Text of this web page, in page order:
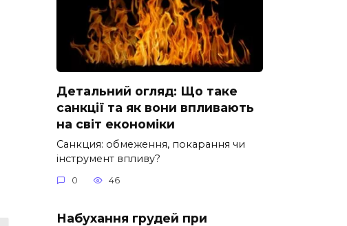
Детальний огляд: Що таке
санкції та як вони впливають
на світ економіки
Санкция: обмеження, покарання чи
інструмент впливу?
0 46
Набухання грудей при